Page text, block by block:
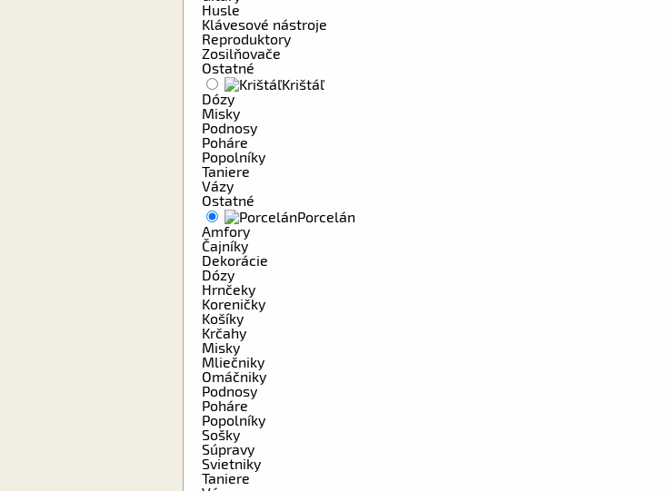
Husle
Klávesové nástroje
Reproduktory
Zosilňovače
Ostatné
Krištáľ
Dózy
Misky
Podnosy
Poháre
Popolníky
Taniere
Vázy
Ostatné
Porcelán
Amfory
Čajníky
Dekorácie
Dózy
Hrnčeky
Koreničky
Košíky
Krčahy
Misky
Mliečniky
Omáčniky
Podnosy
Poháre
Popolníky
Sošky
Súpravy
Svietniky
Taniere